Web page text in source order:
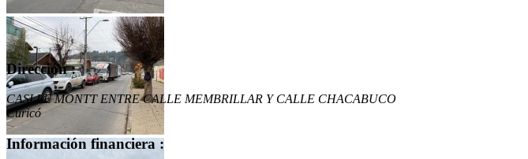
Dirección :
CASLLE MONTT ENTRE CALLE MEMBRILLAR Y CALLE CHACABUCO
Curicó
Información financiera :